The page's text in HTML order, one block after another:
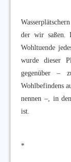
der wir saßen.
Wohltuende
wurde dieser
gegenüber –
Wohlbefindens
nennen –, in
ist.
*